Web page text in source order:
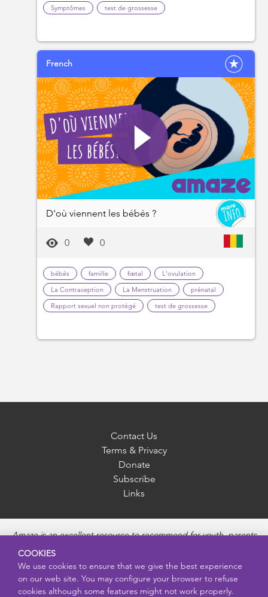
Symptômes
test de grossesse
French
D'où viennent les bébés ?
0 0
bébés famille fœtal
L'ovulation
La Contraception
La Menstruation
prénatal
Rapport sexuel non protégé
test de grossesse
Contact Us
Terms & Privacy
Donate
Subscribe
Links
Amaze is an excellent resource to recommend for youth, parents
and educators to provide unbiased, accurate and age
appropriate information and answer questions about Puberty,
Sexual Health topics, Healthy Relationships, Pregnancy and
Reproductive topics, Online safety, and Sexually Transmitted
COOKIES
We use cookies to ensure that we give the best experience
on our web site. You may configure your browser to refuse
cookies although some features might not work properly.